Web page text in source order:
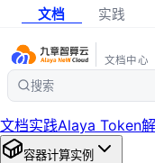
文档 实践
文档中心
搜索
文档实践Alaya Token
容器计算实例